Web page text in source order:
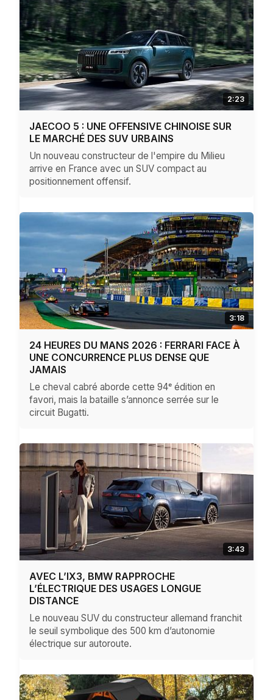
2:23
JAECOO 5 : UNE OFFENSIVE CHINOISE SUR
LE MARCHÉ DES SUV URBAINS
Un nouveau constructeur de l'empire du Milieu
arrive en France avec un SUV compact au
positionnement offensif.
3:18
24 HEURES DU MANS 2026 : FERRARI FACE À
UNE CONCURRENCE PLUS DENSE QUE
JAMAIS
Le cheval cabré aborde cette 94ᵉ édition en
favori, mais la bataille s’annonce serrée sur le
circuit Bugatti.
3:43
AVEC L’IX3, BMW RAPPROCHE
L’ÉLECTRIQUE DES USAGES LONGUE
DISTANCE
Le nouveau SUV du constructeur allemand franchit
le seuil symbolique des 500 km d’autonomie
électrique sur autoroute.